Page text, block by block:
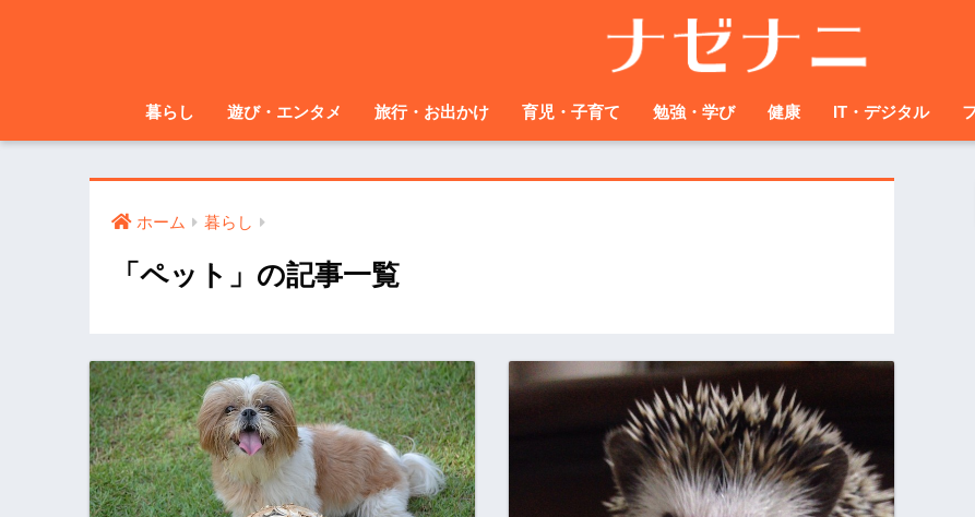
暮らし 遊び・エンタメ 旅行・お出かけ 育児・子育て 勉強・学び 健康 IT・デジタル
ホーム 暮らし
「ペット」の記事一覧